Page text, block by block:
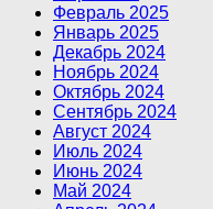
Февраль 2025
Январь 2025
Декабрь 2024
Ноябрь 2024
Октябрь 2024
Сентябрь 2024
Август 2024
Июль 2024
Июнь 2024
Май 2024